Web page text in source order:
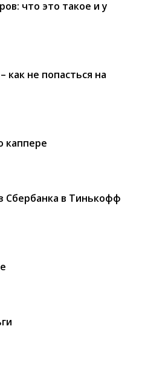
что это такое и у
как не попасться на
каппере
Сбербанка в Тинькофф